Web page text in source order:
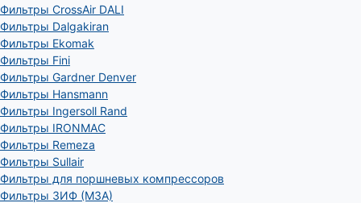
Фильтры CrossAir DALI
Фильтры Dalgakiran
Фильтры Ekomak
Фильтры Fini
Фильтры Gardner Denver
Фильтры Hansmann
Фильтры Ingersoll Rand
Фильтры IRONMAC
Фильтры Remeza
Фильтры Sullair
Фильтры для поршневых компрессоров
Фильтры ЗИФ (МЗА)